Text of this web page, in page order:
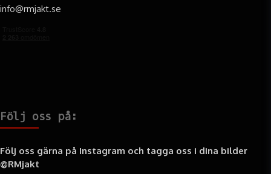
info@rmjakt.se
Följ oss på:
Följ oss gärna på Instagram och tagga oss i dina bilder
@RMjakt